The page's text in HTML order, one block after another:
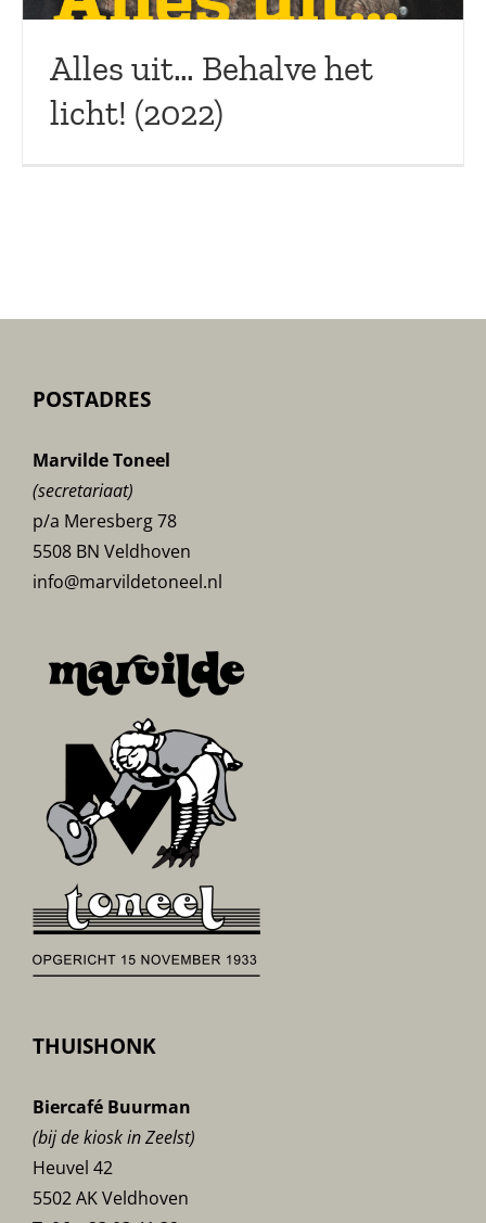
Alles uit… Behalve het
licht! (2022)
POSTADRES
Marvilde Toneel
(secretariaat)
p/a Meresberg 78
5508 BN Veldhoven
info@marvildetoneel.nl
THUISHONK
Biercafé Buurman
(bij de kiosk in Zeelst)
Heuvel 42
5502 AK Veldhoven